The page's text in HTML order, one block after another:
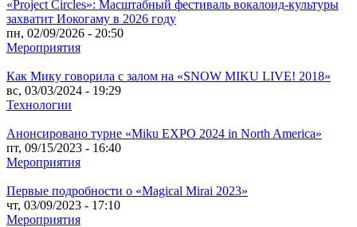
«Project Circles»: Масштабный фестиваль вокалоид-культуры
захватит Иокогаму в 2026 году
пн, 02/09/2026 - 20:50
Мероприятия
Как Мику говорила с залом на «SNOW MIKU LIVE! 2018»
вс, 03/03/2024 - 19:29
Технологии
Анонсировано турне «Miku EXPO 2024 in North America»
пт, 09/15/2023 - 16:40
Мероприятия
Первые подробности о «Magical Mirai 2023»
чт, 03/09/2023 - 17:10
Мероприятия